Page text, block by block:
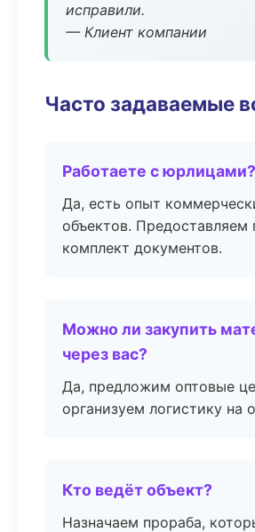
исправили.
— Клиент компании
Часто задаваемые
Работаете с юрлицами?
Да, есть опыт
объектов. Предоставляем
комплект документов.
Можно ли закупить
через вас?
Да, предложим оптовые
организуем логистику на
Кто ведёт объект?
Назначаем прораба,